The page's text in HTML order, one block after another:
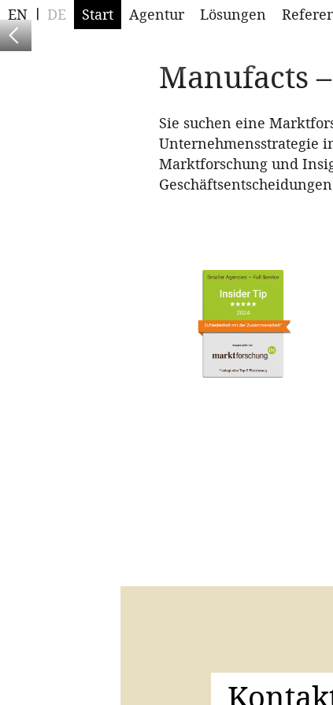
EN DE Start Agentur Lösungen
Learn more
Manufacts
Sie suchen eine
Unternehmensstrategie
Marktforschung und